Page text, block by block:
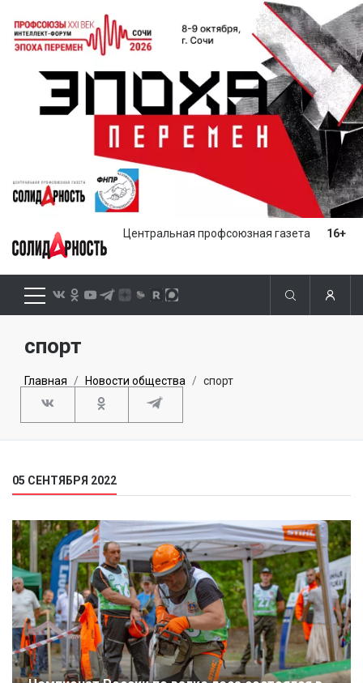
Центральная профсоюзная газета 16+
спорт
Главная Новости общества спорт
05 СЕНТЯБРЯ 2022